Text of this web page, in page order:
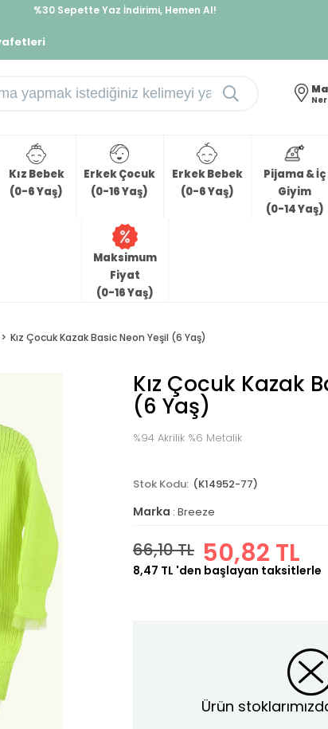
%30 Sepette Yaz İndirimi, Hemen Al!
Kız Bebek
(0-6 Yaş)
Erkek Çocuk
(0-16 Yaş)
Erkek Bebek
(0-6 Yaş)
Pijama & İç
Giyim
(0-14 Yaş)
Maksimum
Fiyat
(0-16 Yaş)
Kız Çocuk Kazak Basic Neon Yeşil (6 Yaş)
Kız Çocuk Kazak
(6 Yaş)
%94 Akrilik %6 Metalik
(K14952-77)
Marka : Breeze
66,10 TL 50,82 TL
8,47 TL 'den başlayan taksitlerle
Ürün